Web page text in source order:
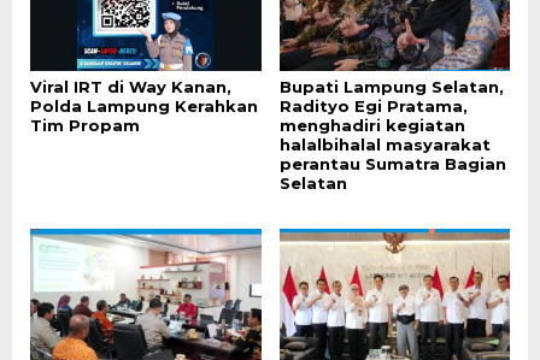
Viral IRT di Way Kanan,
Polda Lampung Kerahkan
Tim Propam
Bupati Lampung Selatan,
Radityo Egi Pratama,
menghadiri kegiatan
halalbihalal masyarakat
perantau Sumatra Bagian
Selatan